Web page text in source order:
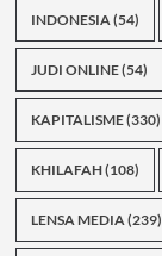
INDONESIA(54)
JUDI ONLINE(54)
KAPITALISME(330)
KHILAFAH(108)
LENSA MEDIA(239)